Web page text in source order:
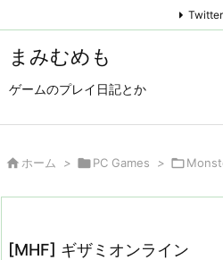
まみむめも
ゲームのプレイ日記とか
Twitter
 ホーム > PC Games > 
[MHF] ギザミオンライン